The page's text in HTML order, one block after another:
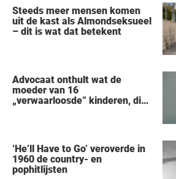
Steeds meer mensen komen
uit de kast als Almondseksueel
– dit is wat dat betekent
Advocaat onthult wat de
moeder van 16
„verwaarloosde” kinderen, die
‘He’ll Have to Go’ veroverde in
1960 de country- en
pophitlijsten